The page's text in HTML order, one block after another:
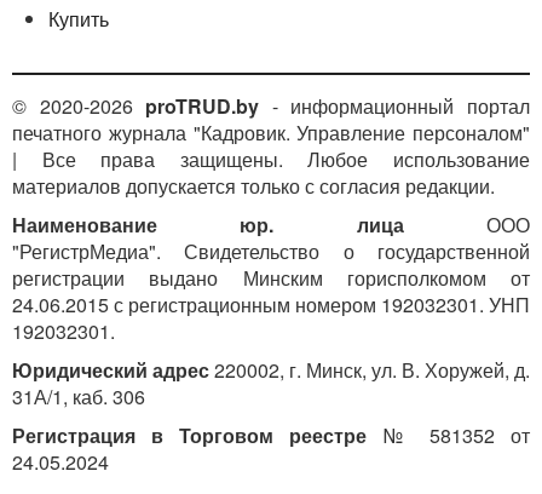
Купить
© 2020-2026 proTRUD.by - информационный портал
печатного журнала "Кадровик. Управление персоналом"
| Все права защищены. Любое использование
материалов допускается только с согласия редакции.
Наименование юр. лицаООО
"РегистрМедиа". Свидетельство о государственной
регистрации выдано Минским горисполкомом от
24.06.2015 с регистрационным номером 192032301. УНП
192032301.
Юридический адрес220002, г. Минск, ул. В. Хоружей, д.
31А/1, каб. 306
Регистрация в Торговом реестре № 581352 от
24.05.2024